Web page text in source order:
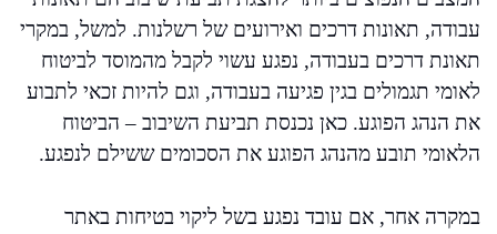
עבודה, תאונות דרכים ואירועים של רשלנות. למשל, במקרי
תאונת דרכים בעבודה, נפגע עשוי לקבל מהמוסד לביטוח
לאומי תגמולים בגין פגיעה בעבודה, וגם להיות זכאי לתבוע
את הנהג הפוגע. כאן נכנסת תביעת השיבוב – הביטוח
הלאומי תובע מהנהג הפוגע את הסכומים ששילם לנפגע.
במקרה אחר, אם עובד נפגע בשל ליקוי בטיחות באתר